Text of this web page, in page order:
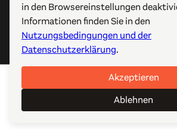
NÜTZLICHE LINKS
FOLGEN SIE UNS
© 2012-2026 TCP/ARPT Centro de
GOMO Digital.
in den Browsereinstellungen
Informationen finden Sie in den
Nutzungsbedingungen und der
Datenschutzerklärung.
Akzeptieren
Ablehnen